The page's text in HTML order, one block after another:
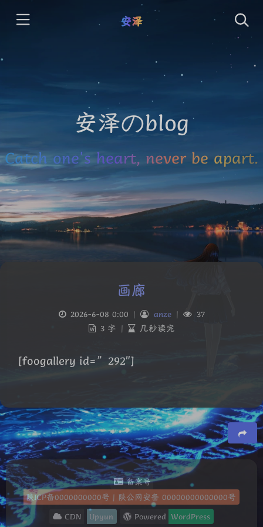
安泽
安泽のblog
Catch one's heart, never be apart.
夜间模式
Sans Serif Serif
浅阴影
关闭 日落 暗化 灰度
画廊
2026-6-08 0:00 | anze |
37
3 字 | 几秒读完
[foogallery id=”292″]
豆
备案号
陕ICP备0000000000号 | 陕公网安备 00000000000000号
CDN
Upyun Powered WordPress